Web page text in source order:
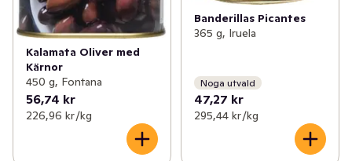
Kalamata Oliver med
Kärnor
450 g, Fontana
56,74 kr
226,96 kr /kg
Banderillas Picantes
365 g, Iruela
Noga utvald
47,27 kr
295,44 kr /kg